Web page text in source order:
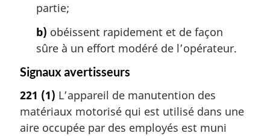
partie;
b) obéissent rapidement et de façon
sûre à un effort modéré de l’opérateur.
Signaux avertisseurs
221 (1) L’appareil de manutention des
matériaux motorisé qui est utilisé dans une
aire occupée par des employés est muni